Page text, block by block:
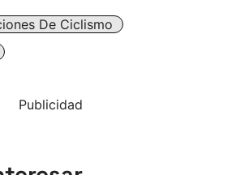
De Ciclismo
Publicidad